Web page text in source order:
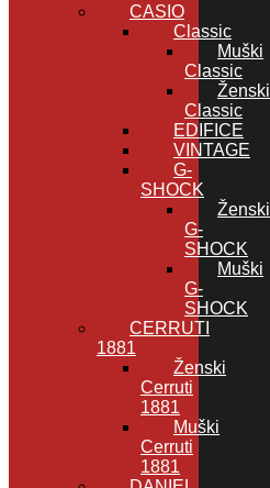
CASIO
Classic
Muški
Classic
Ženski
Classic
EDIFICE
VINTAGE
G-
SHOCK
Ženski
G-
SHOCK
Muški
G-
SHOCK
CERRUTI
1881
Ženski
Cerruti
1881
Muški
Cerruti
1881